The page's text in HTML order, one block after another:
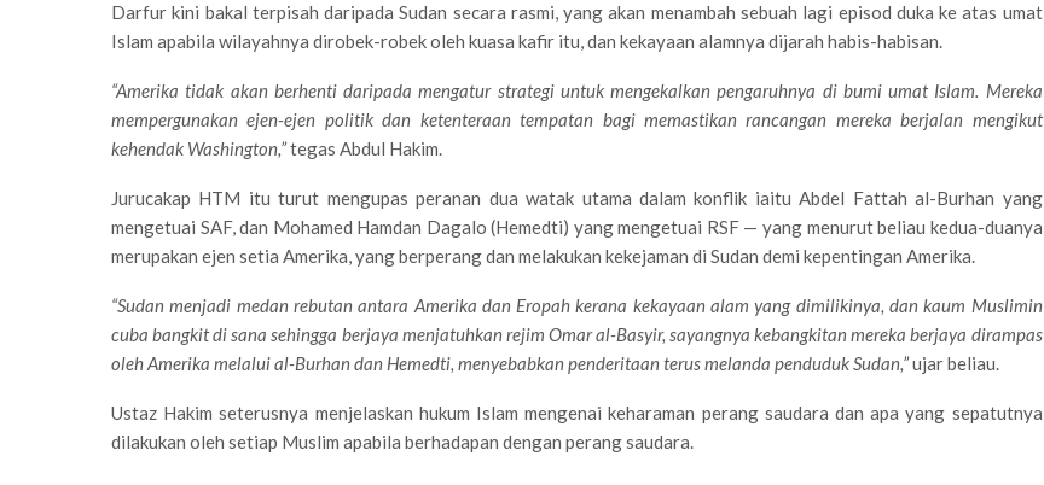
Darfur kini bakal terpisah daripada Sudan secara rasmi, yang akan menambah sebuah lagi episod duka ke atas umat
Islam apabila wilayahnya dirobek-robek oleh kuasa kafir itu, dan kekayaan alamnya dijarah habis-habisan.
“Amerika tidak akan berhenti daripada mengatur strategi untuk mengekalkan pengaruhnya di bumi umat Islam. Mereka
mempergunakan ejen-ejen politik dan ketenteraan tempatan bagi memastikan rancangan mereka berjalan mengikut
kehendak Washington,”tegas Abdul Hakim.
Jurucakap HTM itu turut mengupas peranan dua watak utama dalam konflik iaitu Abdel Fattah al-Burhan yang
mengetuai SAF, dan Mohamed Hamdan Dagalo (Hemedti) yang mengetuai RSF — yang menurut beliau kedua-duanya
merupakan ejen setia Amerika, yang berperang dan melakukan kekejaman di Sudan demi kepentingan Amerika.
“Sudan menjadi medan rebutan antara Amerika dan Eropah kerana kekayaan alam yang dimilikinya, dan kaum Muslimin
cuba bangkit di sana sehingga berjaya menjatuhkan rejim Omar al-Basyir, sayangnya kebangkitan mereka berjaya dirampas
oleh Amerika melalui al-Burhan dan Hemedti, menyebabkan penderitaan terus melanda penduduk Sudan,”ujar beliau.
Ustaz Hakim seterusnya menjelaskan hukum Islam mengenai keharaman perang saudara dan apa yang sepatutnya
dilakukan oleh setiap Muslim apabila berhadapan dengan perang saudara.